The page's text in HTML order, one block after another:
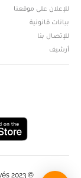
للإعلان على موقعنا
بيانات قانونية
للإتصال بنا
أرشيف
© Web News / le360.ma / Tous droits réservés 2023